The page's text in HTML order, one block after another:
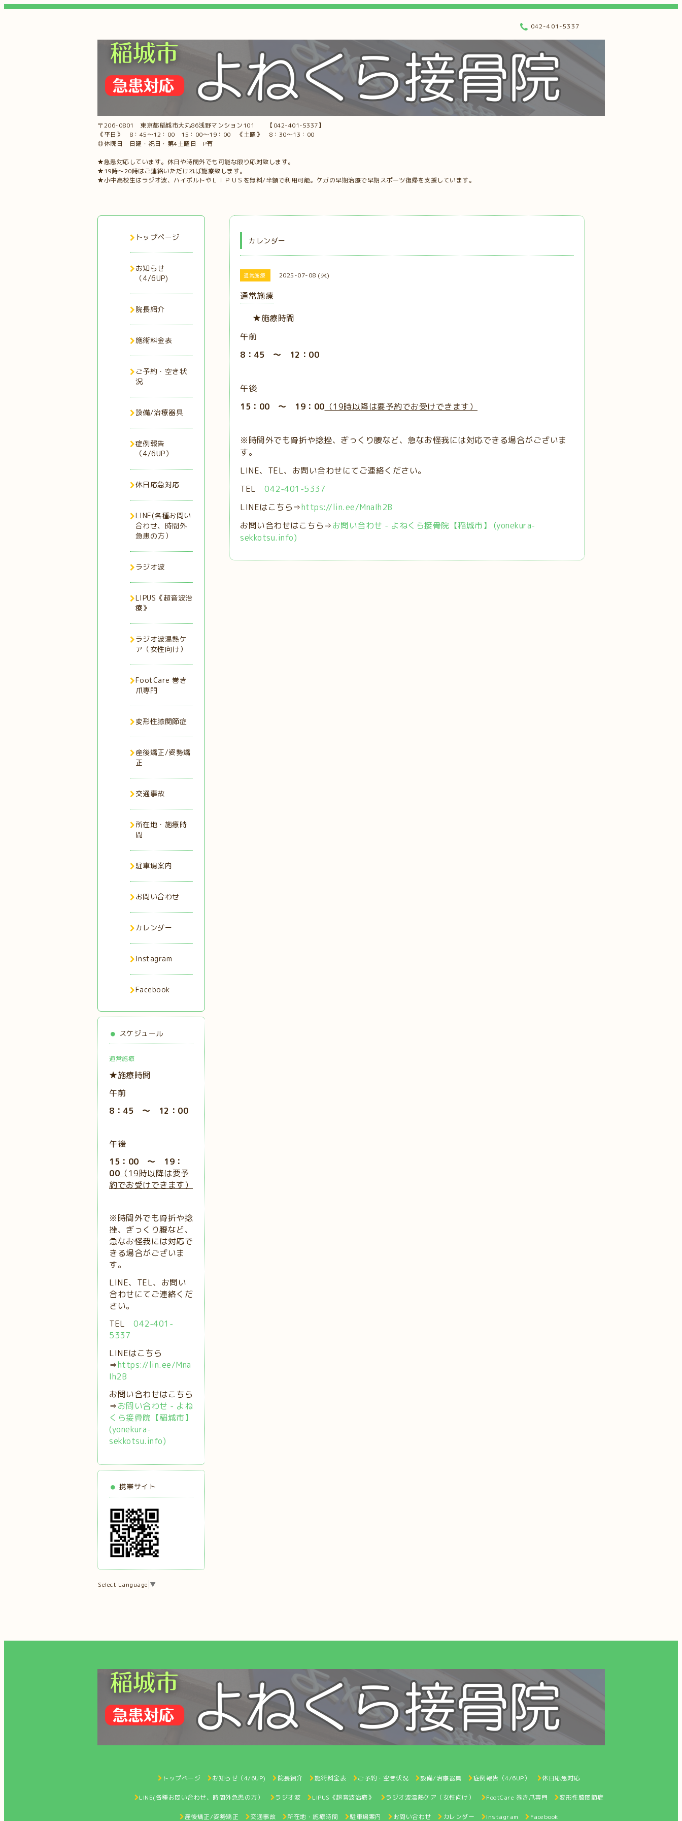
〒206-0801 東京都稲城市大丸86浅野マンション101 【042-401-5337】
《平日》 8：45～12：00 15：00～19：00 《土曜》 8：30～13：00
◎休院日 日曜・祝日・第4土曜日 P有
★急患対応しています。休日や時間外でも可能な限り応対致します。
★19時～20時はご連絡いただければ施療致します。
★小中高校生はラジオ波、ハイボルトやＬＩＰＵＳを無料/半額で利用可能。ケガの早期治療で早期スポーツ復帰を支援しています。
042-401-5337
カレンダー
通常施療 2025-07-08 (火)
通常施療
★施療時間
午前
8：45 ～ 12：00
午後
15：00 ～ 19：00 （19時以降は要予約でお受けできます）
※時間外でも骨折や捻挫、ぎっくり腰など、急なお怪我には対応できる場合がございま
す。
LINE、TEL、お問い合わせにてご連絡ください。
TEL 042-401-5337
LINEはこちら⇒https://lin.ee/MnaIh2B
お問い合わせはこちら⇒お問い合わせ - よねくら接骨院【稲城市】 (yonekura-
sekkotsu.info)
トップページ
お知らせ
（4/6UP)
院長紹介
施術料金表
ご予約・空き状
況
設備/治療器具
症例報告
（4/6UP）
休日応急対応
LINE(各種お問い
合わせ、時間外
急患の方）
ラジオ波
LIPUS《超音波治
療》
ラジオ波温熱ケ
ア（女性向け）
FootCare 巻き
爪専門
変形性膝関節症
産後矯正/姿勢矯
正
交通事故
所在地・施療時
間
駐車場案内
お問い合わせ
カレンダー
Instagram
Facebook
スケジュール
通常施療
★施療時間
午前
8：45 ～ 12：00
午後
15：00 ～ 19：
00 （19時以降は要予
約でお受けできます）
※時間外でも骨折や捻
挫、ぎっくり腰など、
急なお怪我には対応で
きる場合がございま
す。
LINE、TEL、お問い
合わせにてご連絡くだ
さい。
TEL 042-401-
5337
LINEはこちら
⇒https://lin.ee/Mna
Ih2B
お問い合わせはこちら
⇒お問い合わせ - よね
くら接骨院【稲城市】
(yonekura-
sekkotsu.info)
携帯サイト
Select Language ▼
トップページ お知らせ（4/6UP) 院長紹介 施術料金表 ご予約・空き状況 設備/治療器具 症例報告（4/6UP） 休日応急対応
LINE(各種お問い合わせ、時間外急患の方） ラジオ波 LIPUS《超音波治療》 ラジオ波温熱ケア（女性向け） FootCare 巻き爪専門 変形性膝関節症
産後矯正/姿勢矯正 交通事故 所在地・施療時間 駐車場案内 お問い合わせ カレンダー Instagram Facebook